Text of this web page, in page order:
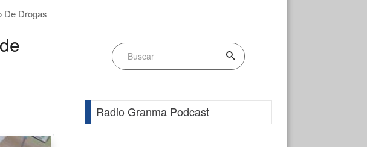
De Drogas
Radio Granma Podcast